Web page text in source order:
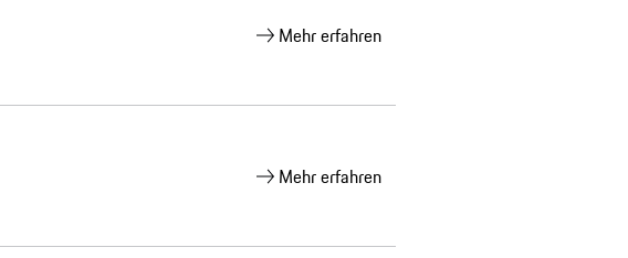
Mehr erfahren
Mehr erfahren